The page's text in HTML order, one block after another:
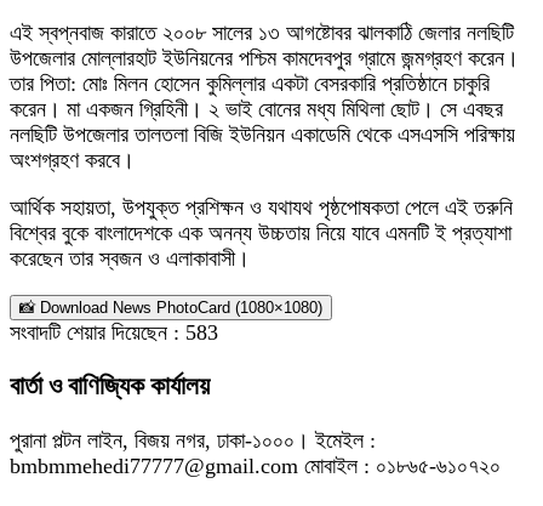
এই স্বপ্নবাজ কারাতে ২০০৮ সালের ১৩ আগষ্টোবর ঝালকাঠি জেলার নলছিটি
উপজেলার মোল্লারহাট ইউনিয়নের পশ্চিম কামদেবপুর গ্রামে জন্মগ্রহণ করেন।
তার পিতা: মোঃ মিলন হোসেন কুমিল্লার একটা বেসরকারি প্রতিষ্ঠানে চাকুরি
করেন। মা একজন গ্রিহিনী। ২ ভাই বোনের মধ্য মিথিলা ছোট। সে এবছর
নলছিটি উপজেলার তালতলা বিজি ইউনিয়ন একাডেমি থেকে এসএসসি পরিক্ষায়
অংশগ্রহণ করবে।
আর্থিক সহায়তা, উপযুক্ত প্রশিক্ষন ও যথাযথ পৃষ্ঠপোষকতা পেলে এই তরুনি
বিশ্বের বুকে বাংলাদেশকে এক অনন্য উচ্চতায় নিয়ে যাবে এমনটি ই প্রত্যাশা
করেছেন তার স্বজন ও এলাকাবাসী।
📸 Download News PhotoCard (1080×1080)
সংবাদটি শেয়ার দিয়েছেন : 583
বার্তা ও বাণিজ্যিক কার্যালয়
পুরানা পল্টন লাইন, বিজয় নগর, ঢাকা-১০০০। ইমেইল :
bmbmmehedi77777@gmail.com মোবাইল : ০১৮৬৫-৬১০৭২০